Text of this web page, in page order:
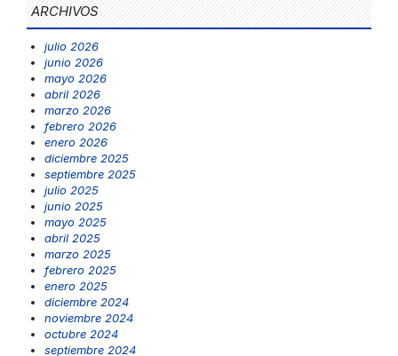
ARCHIVOS
julio 2026
junio 2026
mayo 2026
abril 2026
marzo 2026
febrero 2026
enero 2026
diciembre 2025
septiembre 2025
julio 2025
junio 2025
mayo 2025
abril 2025
marzo 2025
febrero 2025
enero 2025
diciembre 2024
noviembre 2024
octubre 2024
septiembre 2024